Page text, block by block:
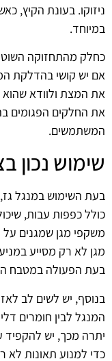
ניזוקו. בעונת הקיץ,
במיוחד.
כחלק מהתחזוקה
אם יש קושי בהדלקת
את המצת ולוודא שהוא
את החלקים הפגומים
המשתמשים.
שימוש נכון
בעת השימוש במנגל
כולל כפפות עבות,
משקפי מגן שמגנים על
מגן לא רק מסייע
בעת הפעולה במטבח
בנוסף, יש לשים לב
המנגל לבין חומרים
יתרה מכך, יש להקפיד
כדי למנוע תאונות לא